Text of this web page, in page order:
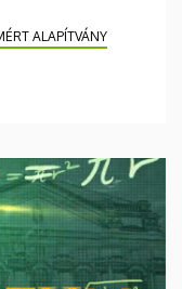
ALAPÍTVÁNY